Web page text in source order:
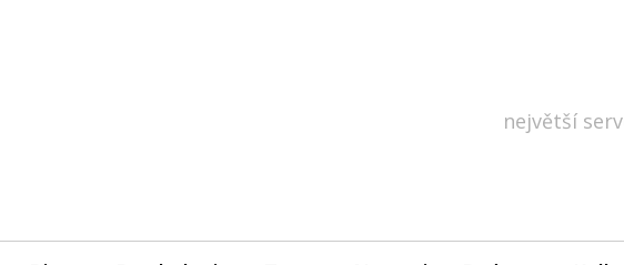
největší